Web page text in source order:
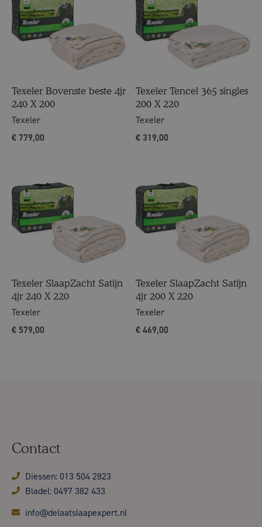
Texeler Bovenste beste 4jr
240 X 200
Texeler
€ 779,00
Texeler Tencel 365 singles
200 X 220
Texeler
€ 319,00
Texeler SlaapZacht Satijn
4jr 240 X 220
Texeler
€ 579,00
Texeler SlaapZacht Satijn
4jr 200 X 220
Texeler
€ 469,00
Contact
Diessen: 013 504 2823
Bladel: 0497 382 433
info@delaatslaapexpert.nl